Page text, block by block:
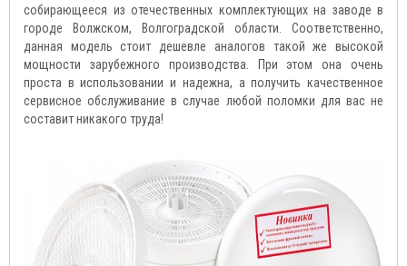
собирающееся из отечественных комплектующих на заводе в
городе Волжском, Волгоградской области. Соответственно,
данная модель стоит дешевле аналогов такой же высокой
мощности зарубежного производства. При этом она очень
проста в использовании и надежна, а получить качественное
сервисное обслуживание в случае любой поломки для вас не
составит никакого труда!